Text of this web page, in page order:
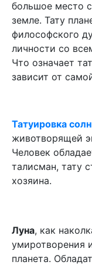
большое место
земле. Тату
философского
личности со
Что означает
зависит от
Татуировка
животворящей
Человек
талисман, тату
хозяина.
Луна, как
умиротворения
планета.